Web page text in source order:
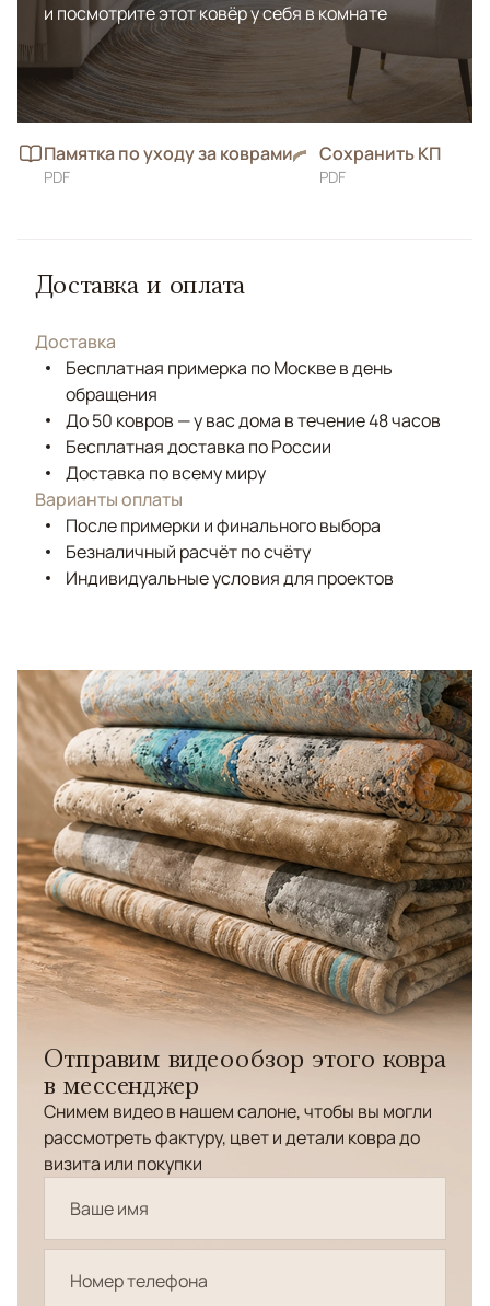
и посмотрите этот ковёр у себя в комнате
Памятка по уходу за коврами
PDF
Сохранить КП
PDF
Доставка и оплата
Доставка
Бесплатная примерка по Москве в день
обращения
До 50 ковров — у вас дома в течение 48 часов
Бесплатная доставка по России
Доставка по всему миру
Варианты оплаты
После примерки и финального выбора
Безналичный расчёт по счёту
Индивидуальные условия для проектов
Отправим видеообзор этого ковра
в мессенджер
Снимем видео в нашем салоне, чтобы вы могли
рассмотреть фактуру, цвет и детали ковра до
визита или покупки